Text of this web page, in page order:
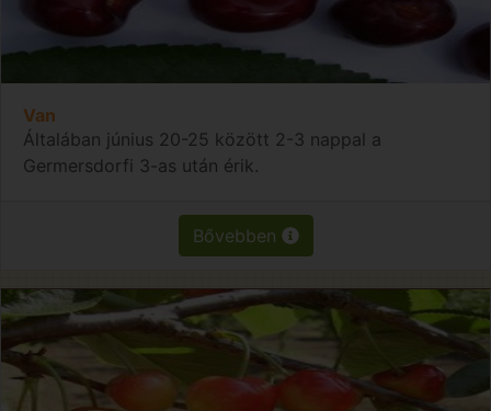
Van
Általában június 20-25 között 2-3 nappal a
Germersdorfi 3-as után érik.
Bővebben